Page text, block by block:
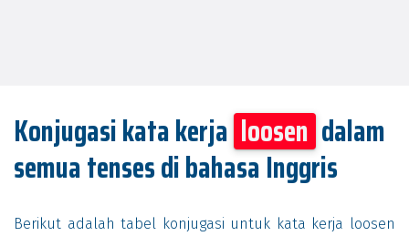
Konjugasi kata kerja loosen dalam
semua tenses di bahasa Inggris
Berikut adalah tabel konjugasi untuk kata kerja loosen